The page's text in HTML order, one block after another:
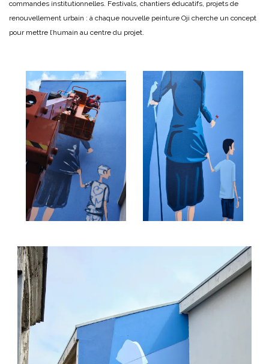
commandes institutionnelles. Festivals, chantiers éducatifs, projets de
renouvellement urbain : à chaque nouvelle peinture Oji cherche un concept
pour mettre l’humain au centre du projet.